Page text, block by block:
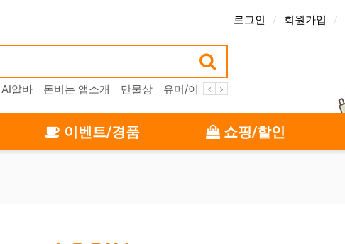
로그인 회원가입
AI알바 돈버는 앱소개 만물상 유머/이슈 포인트교환
이벤트/경품 쇼핑/할인